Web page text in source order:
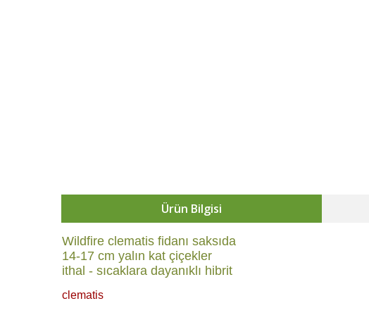
Ürün Bilgisi
Wildfire clematis fidanı saksıda
14-17 cm yalın kat çiçekler
ithal - sıcaklara dayanıklı hibrit
clematis